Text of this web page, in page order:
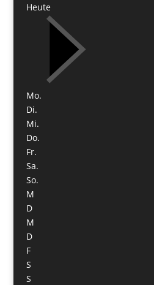
Heute
Mo.
Di.
Mi.
Do.
Fr.
Sa.
So.
M
D
M
D
F
S
S